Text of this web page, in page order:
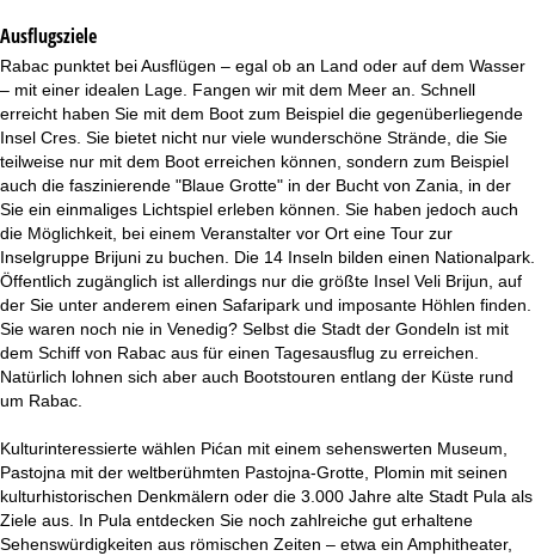
Ausflugsziele
Rabac punktet bei Ausflügen – egal ob an Land oder auf dem Wasser
– mit einer idealen Lage. Fangen wir mit dem Meer an. Schnell
erreicht haben Sie mit dem Boot zum Beispiel die gegenüberliegende
Insel Cres. Sie bietet nicht nur viele wunderschöne Strände, die Sie
teilweise nur mit dem Boot erreichen können, sondern zum Beispiel
auch die faszinierende "Blaue Grotte" in der Bucht von Zania, in der
Sie ein einmaliges Lichtspiel erleben können. Sie haben jedoch auch
die Möglichkeit, bei einem Veranstalter vor Ort eine Tour zur
Inselgruppe Brijuni zu buchen. Die 14 Inseln bilden einen Nationalpark.
Öffentlich zugänglich ist allerdings nur die größte Insel Veli Brijun, auf
der Sie unter anderem einen Safaripark und imposante Höhlen finden.
Sie waren noch nie in Venedig? Selbst die Stadt der Gondeln ist mit
dem Schiff von Rabac aus für einen Tagesausflug zu erreichen.
Natürlich lohnen sich aber auch Bootstouren entlang der Küste rund
um Rabac.
Kulturinteressierte wählen Pićan mit einem sehenswerten Museum,
Pastojna mit der weltberühmten Pastojna-Grotte, Plomin mit seinen
kulturhistorischen Denkmälern oder die 3.000 Jahre alte Stadt Pula als
Ziele aus. In Pula entdecken Sie noch zahlreiche gut erhaltene
Sehenswürdigkeiten aus römischen Zeiten – etwa ein Amphitheater,